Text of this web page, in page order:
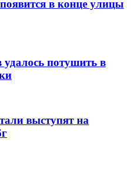
в конце улицы
потушить в
выступят на